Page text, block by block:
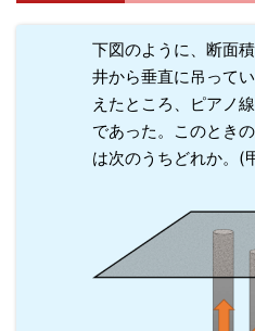
下図のように、断面
井から垂直に吊って
えたところ、ピアノ
であった。このとき
は次のうちどれか。(